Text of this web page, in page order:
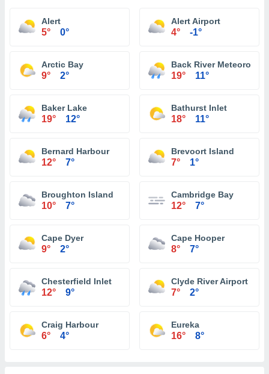
Alert
5° 0°
Alert Airport
4° -1°
Arctic Bay
9° 2°
Back River
19° 11°
Baker Lake
19° 12°
Bathurst Inlet
18° 11°
Bernard Harbour
12° 7°
Brevoort Island
7° 1°
Broughton Island
10° 7°
Cambridge Bay
12° 7°
Cape Dyer
9° 2°
Cape Hooper
8° 7°
Chesterfield Inlet
12° 9°
Clyde River Airport
7° 2°
Craig Harbour
6° 4°
Eureka
16° 8°